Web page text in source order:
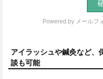
Powered by メールフ
アイラッシュや鍼灸など、
談も可能